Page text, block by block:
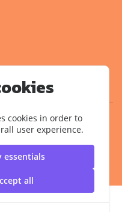
cookies in order to
user experience.
essentials
all
สาหกรรม มหาวิทยาลัย
สุวรรณภูมิ